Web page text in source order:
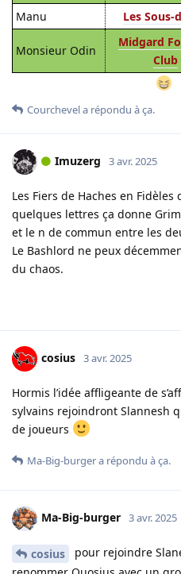
Manu Les Sous-
Monsieur Odin
Midgard
Club
Courchevela répondu à ça.
Imuzerg 3 avr. 2025
Les Fiers de Haches en
quelques lettres ça donne
et le n de commun entre les
Le Bashlord ne peux
du chaos.
cosius 3 avr. 2025
Hormis l’idée affligeante de
sylvains rejoindront Slannesh
de joueurs
Ma-Big-burgera répondu à ça.
Ma-Big-burger 3 avr. 2025
cosius
pour rejoindre